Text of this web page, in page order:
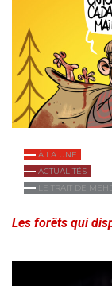
À LA UNE
ACTUALITÉS
LE TRAIT DE
Les forêts qui